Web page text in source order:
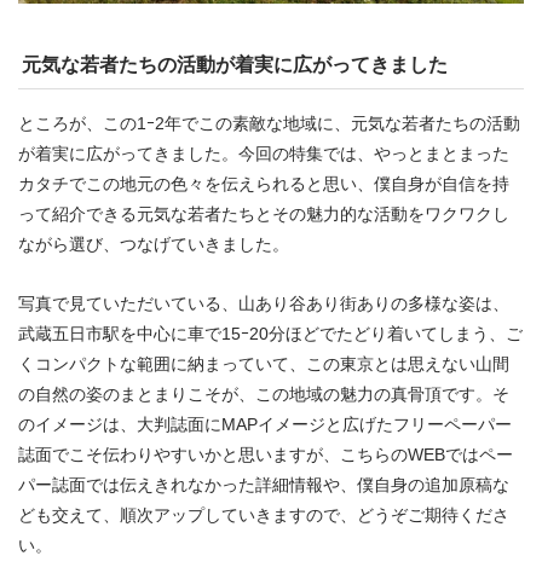
元気な若者たちの活動が着実に広がってきました
ところが、この1ｰ2年でこの素敵な地域に、元気な若者たちの活動
が着実に広がってきました。今回の特集では、やっとまとまった
カタチでこの地元の色々を伝えられると思い、僕自身が自信を持
って紹介できる元気な若者たちとその魅力的な活動をワクワクし
ながら選び、つなげていきました。
写真で見ていただいている、山あり谷あり街ありの多様な姿は、
武蔵五日市駅を中心に車で15ｰ20分ほどでたどり着いてしまう、ご
くコンパクトな範囲に納まっていて、この東京とは思えない山間
の自然の姿のまとまりこそが、この地域の魅力の真骨頂です。そ
のイメージは、大判誌面にMAPイメージと広げたフリーペーパー
誌面でこそ伝わりやすいかと思いますが、こちらのWEBではペー
パー誌面では伝えきれなかった詳細情報や、僕自身の追加原稿な
ども交えて、順次アップしていきますので、どうぞご期待くださ
い。